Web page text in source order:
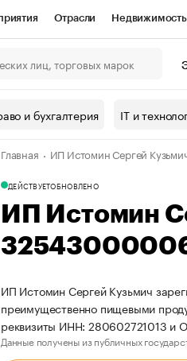
Отрасли Недвижимость
Проверка
валюты
и бухгалтерия IT и
Главная ИП Истомин Сергей
ДЕЙСТВУЕТОБНОВЛЕНО
ИП Истомин
ИП Истомин Сергей Кузьмич
преимущественно пищевыми
реквизиты ИНН: 280602721013
Данные получены из публичных